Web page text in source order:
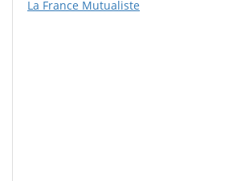
La France Mutualiste